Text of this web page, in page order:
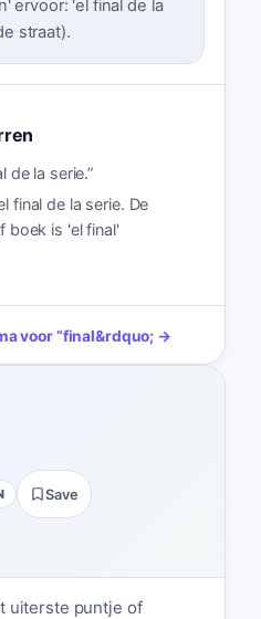
ervoor: 'el final de la
straat).
de la serie.”
final de la serie. De
boek is 'el final'
voor“final&rdquo; →
Save
uiterste puntje of